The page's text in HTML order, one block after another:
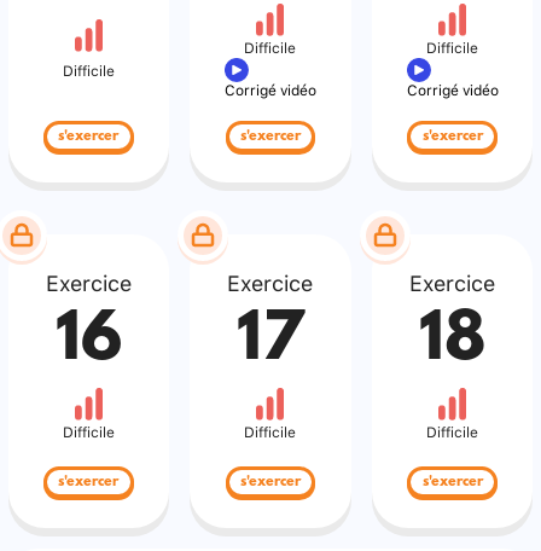
Difficile
s'exercer
Difficile
Corrigé vidéo
s'exercer
Difficile
Corrigé vidéo
s'exercer
Exercice
16
Difficile
s'exercer
Exercice
17
Difficile
s'exercer
Exercice
18
Difficile
s'exercer